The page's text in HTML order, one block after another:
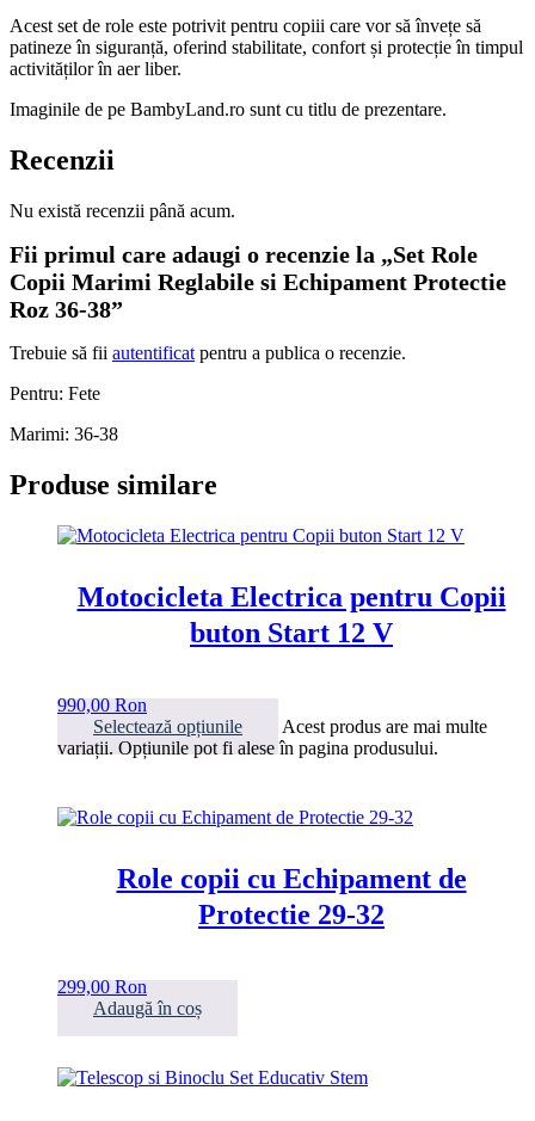
Acest set de role este potrivit pentru copiii care vor să învețe să
patineze în siguranță, oferind stabilitate, confort și protecție în timpul
activităților în aer liber.
Imaginile de pe BambyLand.ro sunt cu titlu de prezentare.
Recenzii
Nu există recenzii până acum.
Fii primul care adaugi o recenzie la „Set Role
Copii Marimi Reglabile si Echipament Protectie
Roz 36-38”
Trebuie să fii autentificat pentru a publica o recenzie.
Pentru: Fete
Marimi: 36-38
Produse similare
Motocicleta Electrica pentru Copii
buton Start 12 V
990,00Ron
Selectează opțiunile
Acest produs are mai multe
variații. Opțiunile pot fi alese în pagina produsului.
Role copii cu Echipament de
Protectie 29-32
299,00Ron
Adaugă în coș